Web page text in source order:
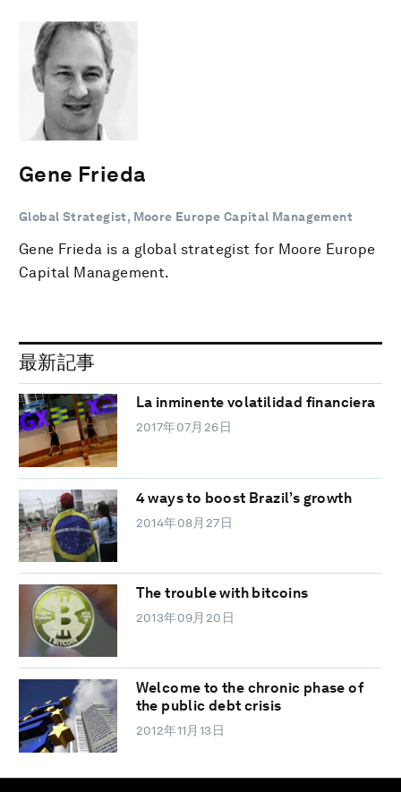
Gene Frieda
Global Strategist, Moore Europe Capital Management
Gene Frieda is a global strategist for Moore Europe
Capital Management.
最新記事
La inminente volatilidad financiera
2017年07月26日
4 ways to boost Brazil’s growth
2014年08月27日
The trouble with bitcoins
2013年09月20日
Welcome to the chronic phase of
the public debt crisis
2012年11月13日